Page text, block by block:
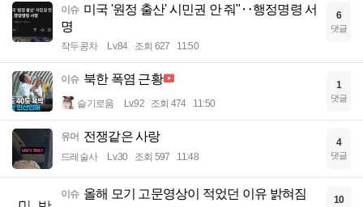
이슈 미국 '원정 출산' 시민권 안 줘"‥행정명령 서
명
작두콩차 Lv.84 조회 627 11:50
6
댓글
이슈 북한 폭염 근황
슬기로움 Lv.92 조회 474 11:50
1
댓글
유머 전쟁같은 사랑
드레술사 Lv.30 조회 597 11:48
4
댓글
이슈 올해 모기 고문영상이 적었던 이유 밝혀짐 10